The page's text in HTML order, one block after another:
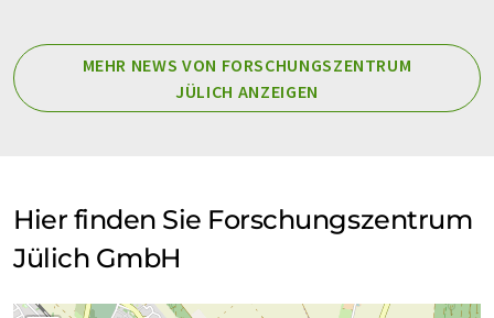
MEHR NEWS VON FORSCHUNGSZENTRUM
JÜLICH ANZEIGEN
Hier finden Sie Forschungszentrum
Jülich GmbH